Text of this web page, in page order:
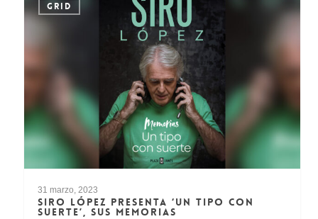
GRID
31 marzo, 2023
SIRO LÓPEZ PRESENTA ‘UN TIPO CON
SUERTE’, SUS MEMORIAS